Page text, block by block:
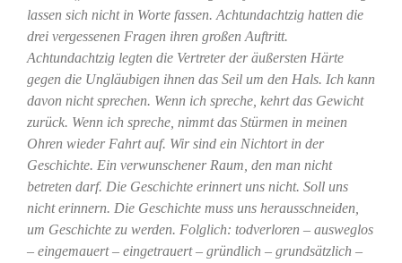
lassen sich nicht in Worte fassen. Achtundachtzig hatten die
drei vergessenen Fragen ihren großen Auftritt.
Achtundachtzig legten die Vertreter der äußersten Härte
gegen die Ungläubigen ihnen das Seil um den Hals. Ich kann
davon nicht sprechen. Wenn ich spreche, kehrt das Gewicht
zurück. Wenn ich spreche, nimmt das Stürmen in meinen
Ohren wieder Fahrt auf. Wir sind ein Nichtort in der
Geschichte. Ein verwunschener Raum, den man nicht
betreten darf. Die Geschichte erinnert uns nicht. Soll uns
nicht erinnern. Die Geschichte muss uns herausschneiden,
um Geschichte zu werden. Folglich: todverloren – ausweglos
– eingemauert – eingetrauert – gründlich – grundsätzlich –